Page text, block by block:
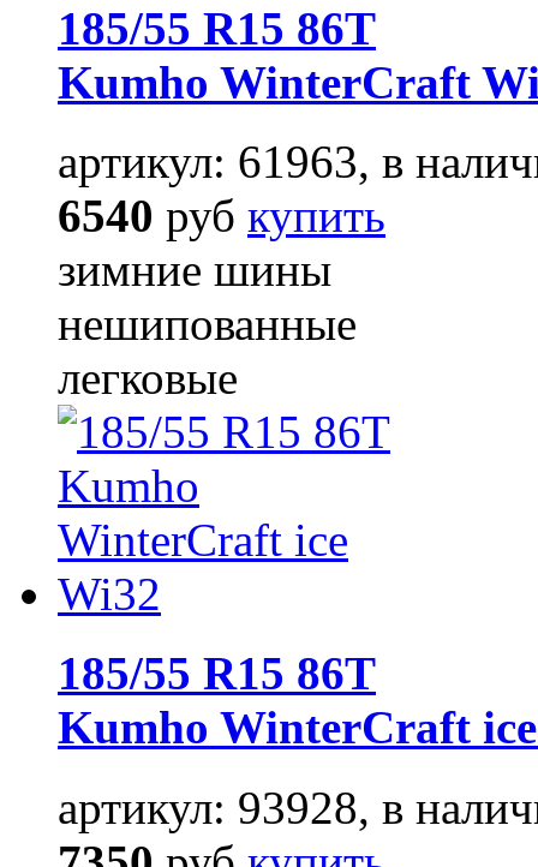
185/55 R15 86T
Kumho WinterCraft
артикул: 61963, в
6540 руб купить
зимние шины
нешипованные
легковые
185/55 R15 86T
Kumho WinterCraft
артикул: 93928, в